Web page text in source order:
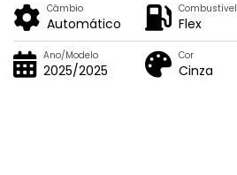
Câmbio
Automático
Combustível
Flex
Ano/Modelo
2025/2025
Cor
Cinza